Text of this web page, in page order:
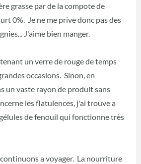
grasse par de la compote de
0%. Je ne me prive donc pas des
J'aime bien manger.
un verre de rouge de temps
occasions. Sinon, en
un vaste rayon de produit sans
les flatulences, j'ai trouve a
de fenouil qui fonctionne très
a voyager. La nourriture